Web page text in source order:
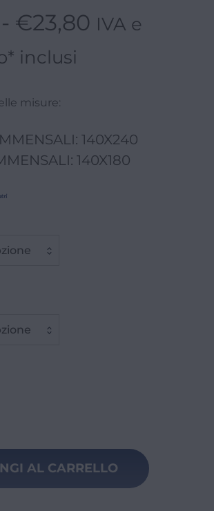
- €23,80 IVA e
inclusi
misure:
140X240
140X180
AL CARRELLO